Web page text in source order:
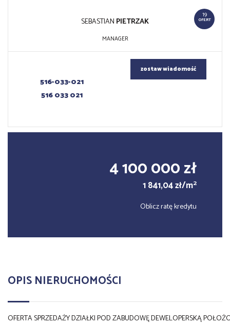
19
OFERT
SEBASTIAN PIETRZAK
MANAGER
516-033-021
516 033 021
zostaw wiadomość
4 100 000 zł
1 841,04 zł/m2
Oblicz ratę kredytu
OPIS NIERUCHOMOŚCI
OFERTA SPRZEDAŻY DZIAŁKI POD ZABUDOWĘ DEWELOPERSKĄ